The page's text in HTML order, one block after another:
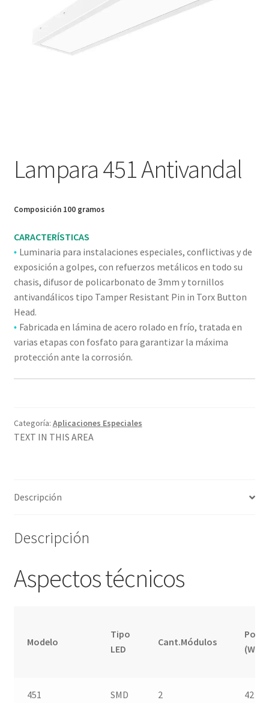
Política de devoluciones y reembolsos
Términos y condiciones
Tienda
Lampara 451 Antivandal
Composición 100 gramos
CARACTERÍSTICAS
• Luminaria para instalaciones especiales, conflictivas y de
exposición a golpes, con refuerzos metálicos en todo su
chasis, difusor de policarbonato de 3mm y tornillos
antivandálicos tipo Tamper Resistant Pin in Torx Button
Head.
• Fabricada en lámina de acero rolado en frío, tratada en
varias etapas con fosfato para garantizar la máxima
protección ante la corrosión.
Categoría: Aplicaciones Especiales
TEXT IN THIS AREA
Descripción
Descripción
Aspectos técnicos
Modelo
Tipo
LED
Cant.Módulos
(W)
451
SMD 2 42